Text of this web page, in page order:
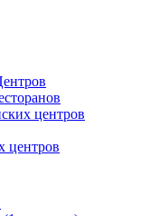
центров
центров